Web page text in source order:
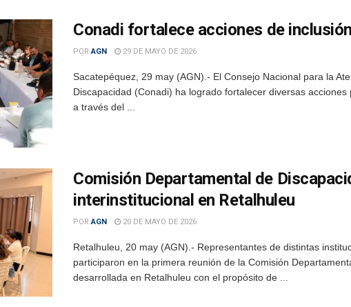
Conadi fortalece acciones de
POR AGN 29 DE MAYO DE 2026
Sacatepéquez, 29 may (AGN).- El Consejo Nacional para la
Discapacidad (Conadi) ha logrado fortalecer diversas
a través del ...
Comisión Departamental de
interinstitucional en Retalhuleu
POR AGN 20 DE MAYO DE 2026
Retalhuleu, 20 may (AGN).- Representantes de distintas
participaron en la primera reunión de la Comisión
desarrollada en Retalhuleu con el propósito de ...